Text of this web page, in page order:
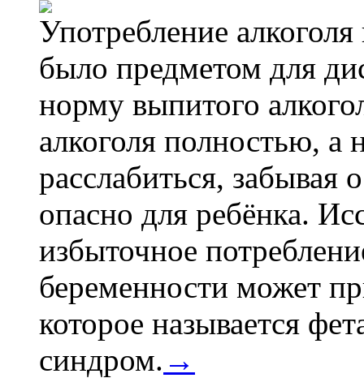
Употребление
было предметом для
норму выпитого
алкоголя полностью, а
расслабиться, забывая
опасно для ребёнка.
избыточное
беременности может
которое называется
синдром. →